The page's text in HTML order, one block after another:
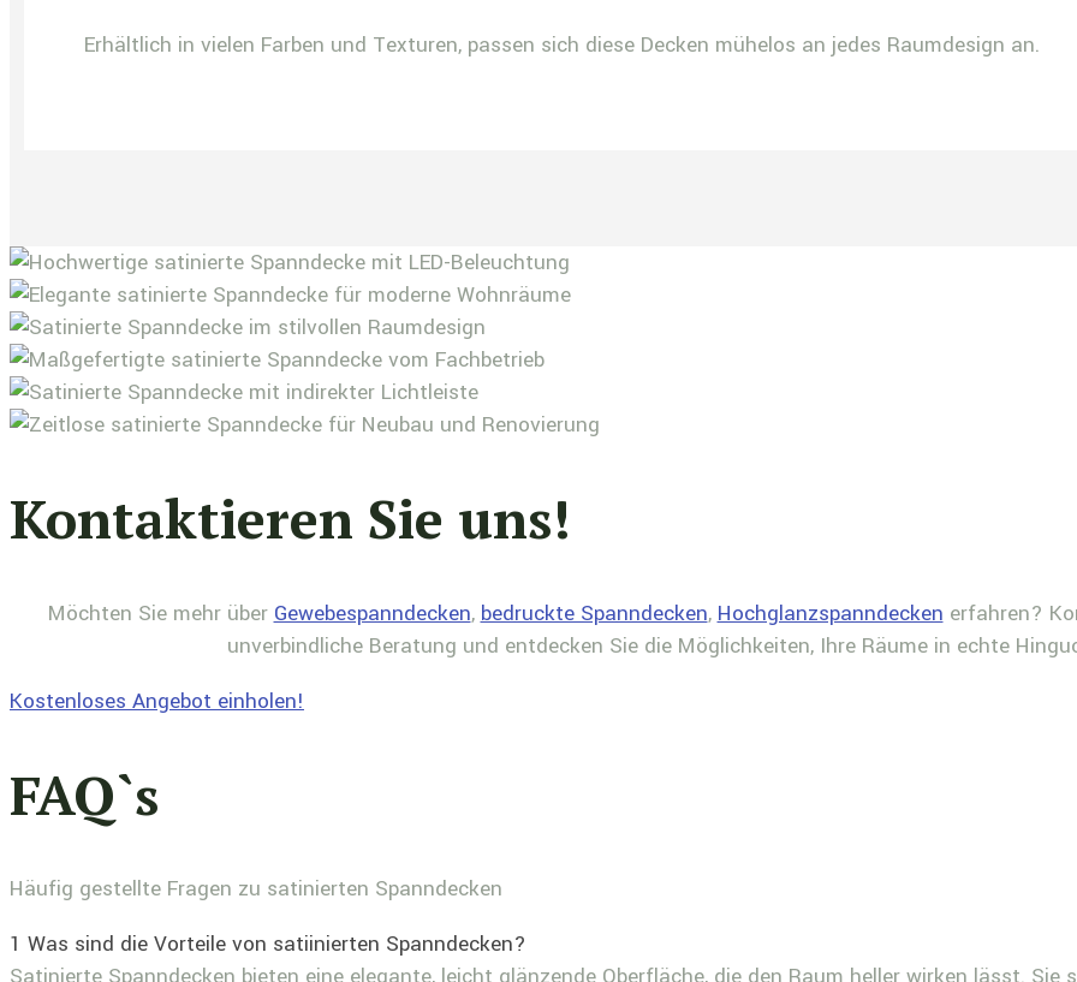
Erhältlich in vielen Farben und Texturen, passen sich diese Decken mühelos an jedes Raumdesign an.
Kontaktieren Sie uns!
Möchten Sie mehr über Gewebespanndecken, bedruckte Spanndecken, Hochglanzspanndecken erfahren?
unverbindliche Beratung und entdecken Sie die Möglichkeiten, Ihre Räume in echte
Kostenloses Angebot einholen!
FAQ`s
Häufig gestellte Fragen zu satinierten Spanndecken
1 Was sind die Vorteile von satiinierten Spanndecken?